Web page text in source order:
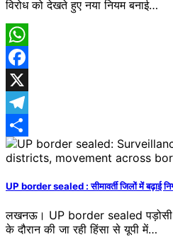
विरोध को देखते हुए नया नियम बनाई…
WhatsApp
Facebook
X
Telegram
Share
UP border sealed : सीमावर्ती जिलों में ​बढ़ाई
लखनऊ। UP border sealed पड़ोसी
के दौरान की जा रही हिंसा से यूपी में…